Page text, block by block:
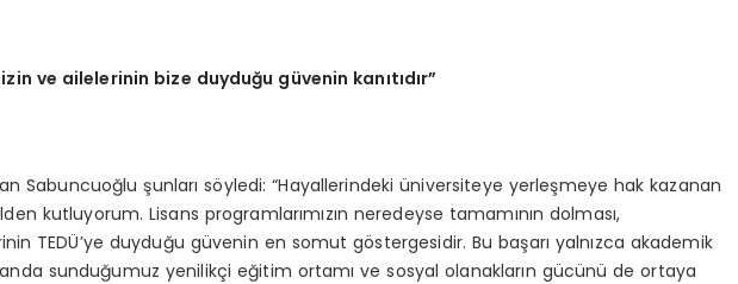
ve ailelerinin bize duyduğu güvenin kanıtıdır”
Sabuncuoğlu şunları söyledi: “Hayallerindeki üniversiteye yerleşmeye hak kazanan
kutluyorum. Lisans programlarımızın neredeyse tamamının dolması,
TEDÜ’ye duyduğu güvenin en somut göstergesidir. Bu başarı yalnızca akademik
sunduğumuz yenilikçi eğitim ortamı ve sosyal olanakların gücünü de ortaya